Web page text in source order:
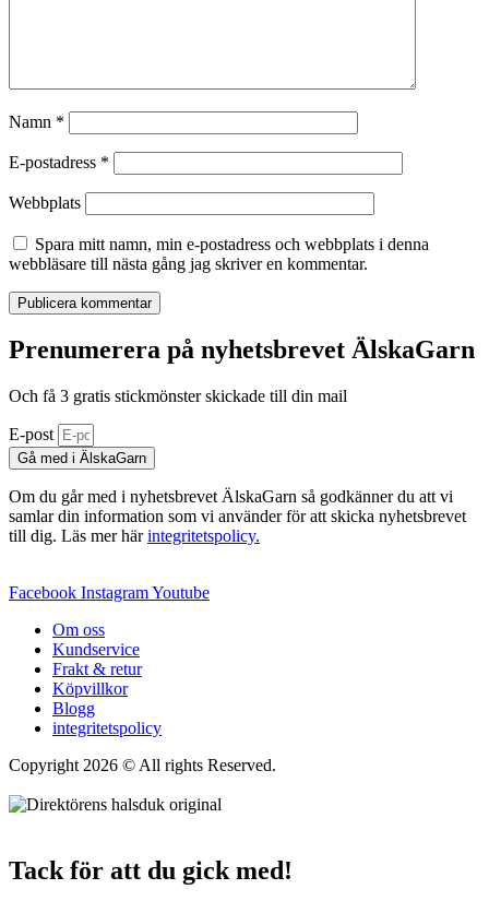
Namn *
E-postadress *
Webbplats
Spara mitt namn, min e-postadress och webbplats i denna
webbläsare till nästa gång jag skriver en kommentar.
Prenumerera på nyhetsbrevet ÄlskaGarn
Och få 3 gratis stickmönster skickade till din mail
E-post
Gå med i ÄlskaGarn
Om du går med i nyhetsbrevet ÄlskaGarn så godkänner du att vi
samlar din information som vi använder för att skicka nyhetsbrevet
till dig. Läs mer härintegritetspolicy.
Facebook InstagramYoutube
Om oss
Kundservice
Frakt & retur
Köpvillkor
Blogg
integritetspolicy
Copyright 2026 © All rights Reserved.
Tack för att du gick med!